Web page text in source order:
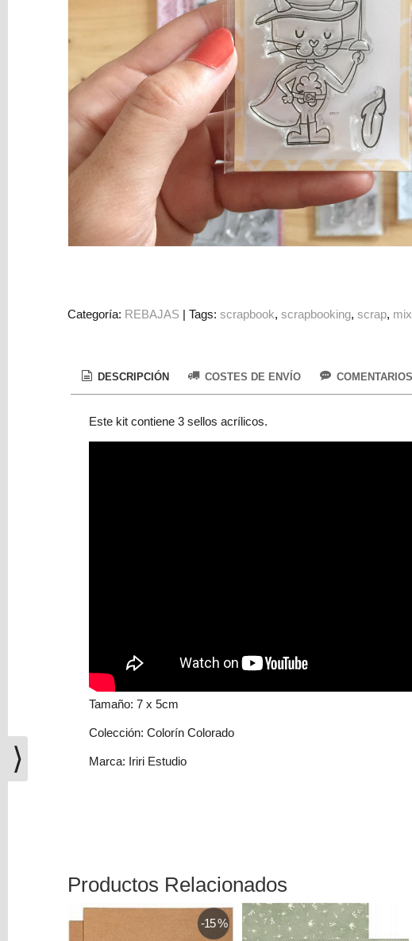
Papelería
Herramientas
Liquidación
Scrapbooking
Figuras
compra
Redes
Facebook
Categoría: REBAJAS |Tags:scrapbook scrapbooking scrap
DESCRIPCIÓN COSTES DE ENVÍO COMENTARIOS
Este kit contiene 3 sellos acrílicos.
Tamaño: 7 x 5cm
Colección: Colorín Colorado
Marca: Iriri Estudio
Productos Relacionados
-25 % -16 %
⟩